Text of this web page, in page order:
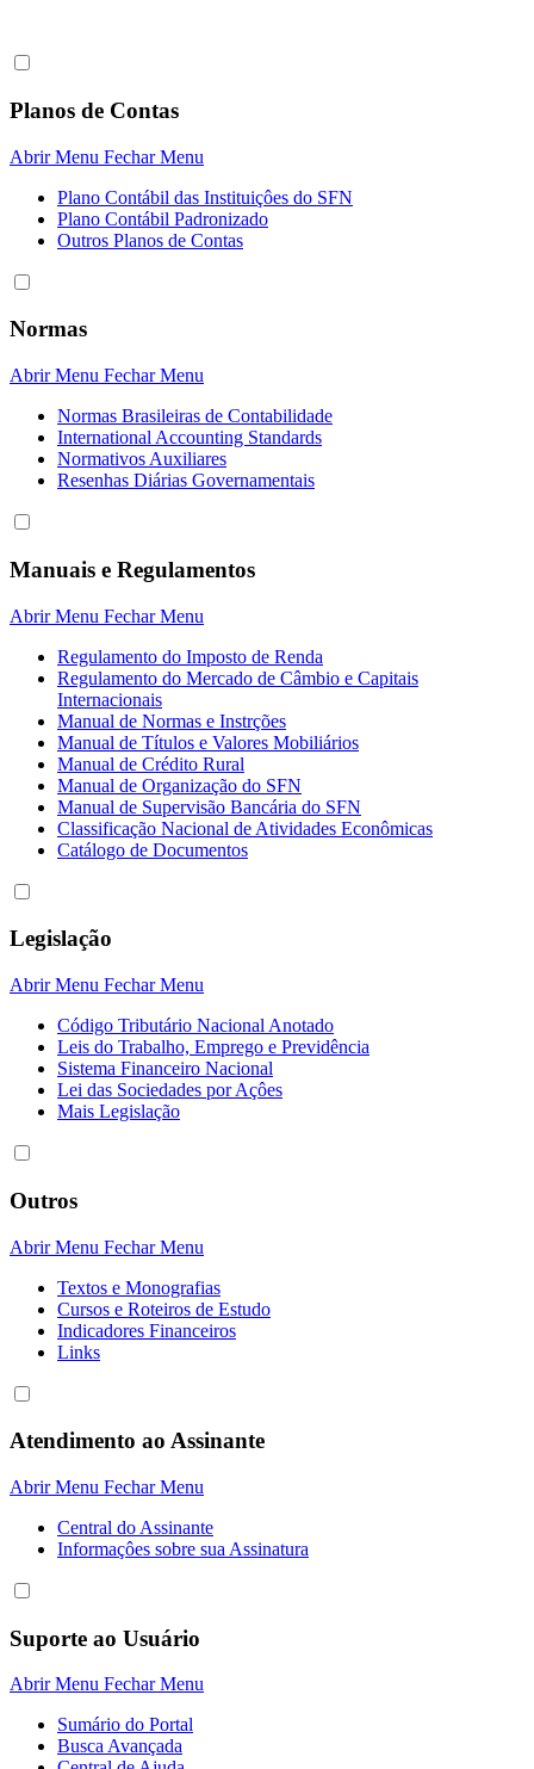
Planos de Contas
Abrir Menu Fechar Menu
Plano Contábil das Instituiçôes do SFN
Plano Contábil Padronizado
Outros Planos de Contas
Normas
Abrir Menu Fechar Menu
Normas Brasileiras de Contabilidade
International Accounting Standards
Normativos Auxiliares
Resenhas Diárias Governamentais
Manuais e Regulamentos
Abrir Menu Fechar Menu
Regulamento do Imposto de Renda
Regulamento do Mercado de Câmbio e Capitais
Internacionais
Manual de Normas e Instrções
Manual de Títulos e Valores Mobiliários
Manual de Crédito Rural
Manual de Organização do SFN
Manual de Supervisão Bancária do SFN
Classificação Nacional de Atividades Econômicas
Catálogo de Documentos
Legislação
Abrir Menu Fechar Menu
Código Tributário Nacional Anotado
Leis do Trabalho, Emprego e Previdência
Sistema Financeiro Nacional
Lei das Sociedades por Açôes
Mais Legislação
Outros
Abrir Menu Fechar Menu
Textos e Monografias
Cursos e Roteiros de Estudo
Indicadores Financeiros
Links
Atendimento ao Assinante
Abrir Menu Fechar Menu
Central do Assinante
Informaçôes sobre sua Assinatura
Suporte ao Usuário
Abrir Menu Fechar Menu
Sumário do Portal
Busca Avançada